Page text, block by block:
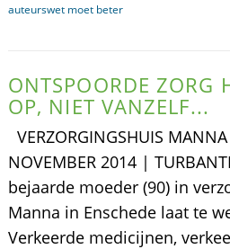
auteurswet moet beter
ONTSPOORDE ZORG
OP, NIET VANZELF...
VERZORGINGSHUIS
NOVEMBER 2014 |
bejaarde moeder (90) in
Manna in Enschede laat te
Verkeerde medicijnen,